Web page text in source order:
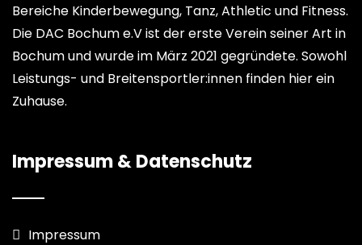
Bereiche Kinderbewegung, Tanz, Athletic und Fitness.
Die DAC Bochum e.V ist der erste Verein seiner Art in
Bochum und wurde im März 2021 gegründete. Sowohl
Leistungs- und Breitensportler:innen finden hier ein
Zuhause.
Impressum & Datenschutz
Impressum